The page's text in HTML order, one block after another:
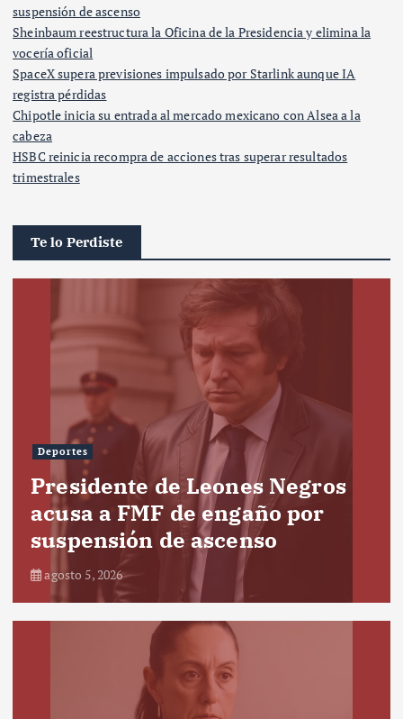
suspensión de ascenso
Sheinbaum reestructura la Oficina de la Presidencia y elimina la
vocería oficial
SpaceX supera previsiones impulsado por Starlink aunque IA
registra pérdidas
Chipotle inicia su entrada al mercado mexicano con Alsea a la
cabeza
HSBC reinicia recompra de acciones tras superar resultados
trimestrales
Te lo Perdiste
Deportes
Presidente de Leones Negros
acusa a FMF de engaño por
suspensión de ascenso
agosto 5, 2026